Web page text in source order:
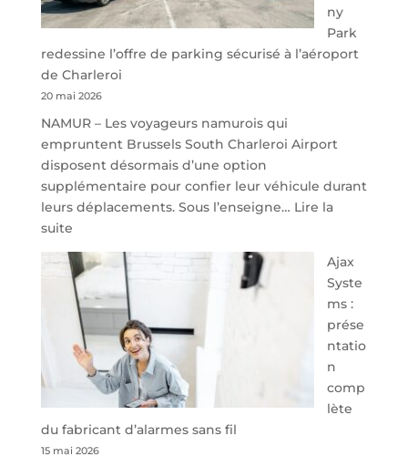
ny
Park
redessine l’offre de parking sécurisé à l’aéroport
de Charleroi
20 mai 2026
NAMUR – Les voyageurs namurois qui
empruntent Brussels South Charleroi Airport
disposent désormais d’une option
supplémentaire pour confier leur véhicule durant
leurs déplacements. Sous l’enseigne… Lire la
suite:
40
minutes
de
Namur,
Steveny
Park
redessine
de
parking
Ajax
Syste
ms :
prése
ntatio
n
comp
lète
du fabricant d’alarmes sans fil
15 mai 2026